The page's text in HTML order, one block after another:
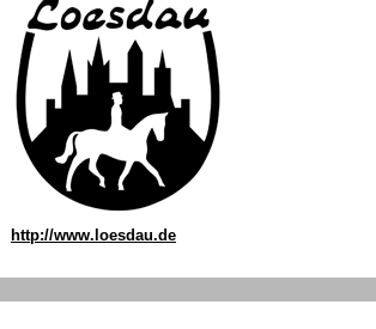
http://www.loesdau.de